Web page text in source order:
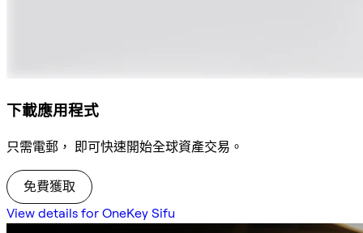
下載應用程式
只需電郵， 即可快速開始全球資產交易。
免費獲取
View details for OneKey Sifu